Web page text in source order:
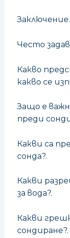
Заключение.
Често
Какво
какво се
Защо е
преди
Какви са
сонда?.
Какви
за вода?.
Какви
сондиране?.